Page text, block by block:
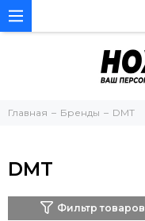
Главная Бренды DMT
DMT
Фильтр товаров